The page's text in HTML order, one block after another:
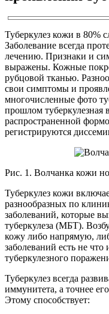
Туберкулез кожи в 80%
Заболевание всегда
лечению. Признаки и
выражены. Кожные
рубцовой тканью.
свои симптомы и
многочисленные фото
прошлом туберкулезная
распространенной
регистрируются
Рис. 1. Волчанка кожи
Туберкулез кожи
разнообразных по
заболеваний, которые
туберкулеза (МБТ).
кожу либо напрямую,
заболеваний есть не
туберкулезного
Туберкулез всегда
иммунитета, а точнее
Этому способствует: